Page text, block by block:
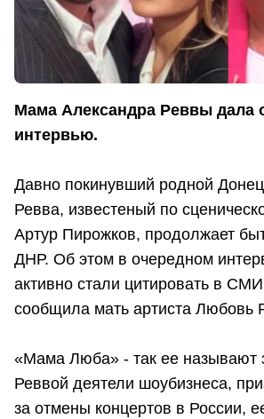
Мама Александра Реввы дала
интервью.
Давно покинувший родной
Ревва, известеный по
Артур Пирожков, продолжает
ДНР. Об этом в очередном
активно стали цитировать в
сообщила мать артиста Любовь
«Мама Люба» - так ее называют
Реввой деятели шоубизнеса,
за отмены концертов в России,